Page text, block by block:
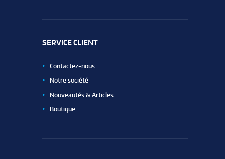
SERVICE CLIENT
Contactez-nous
Notre société
Nouveautés & Articles
Boutique